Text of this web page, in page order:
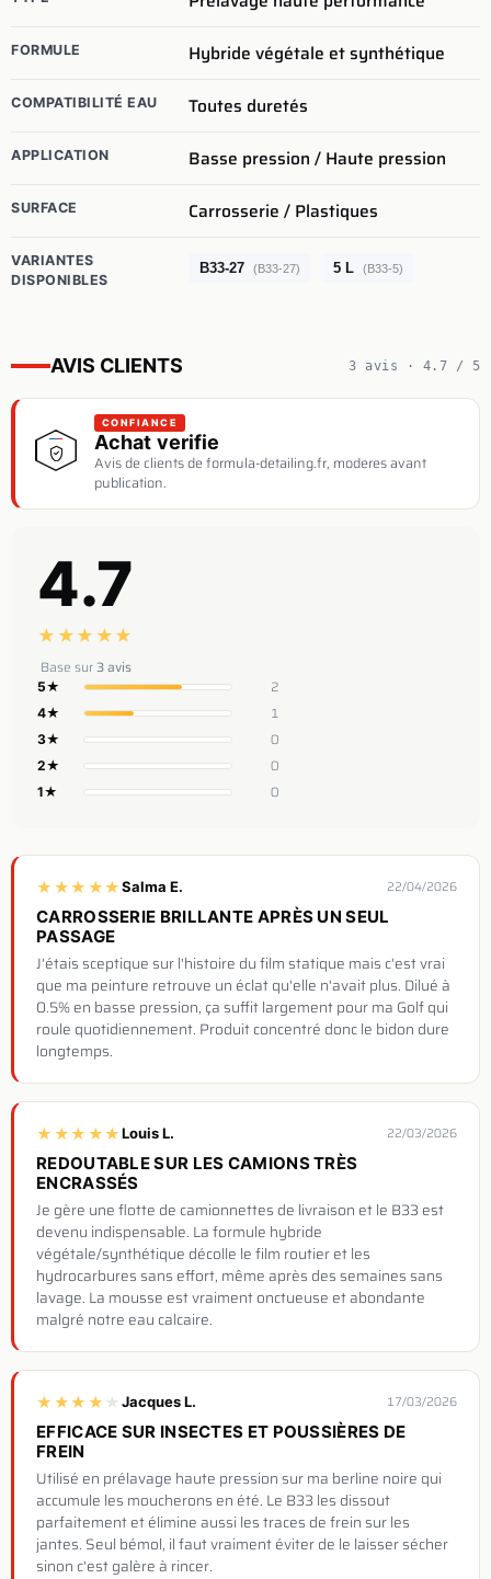
FORMULE Hybride végétale et synthétique
COMPATIBILITÉ EAU Toutes duretés
APPLICATION Basse pression / Haute pression
SURFACE Carrosserie / Plastiques
VARIANTES
DISPONIBLES
B33-27 (B33-27) 5 L (B33-5)
AVIS CLIENTS 3 avis · 4.7 / 5
CONFIANCE
Achat verifie
Avis de clients de formula-detailing.fr, moderes avant
publication.
4.7
★ ★★ ★★
Base sur3 avis
5★ 2
4★ 1
3★ 0
2★ 0
1★ 0
★★★★★Salma E. 22/04/2026
CARROSSERIE BRILLANTE APRÈS UN SEUL
PASSAGE
J'étais sceptique sur l'histoire du film statique mais c'est vrai
que ma peinture retrouve un éclat qu'elle n'avait plus. Dilué à
0.5% en basse pression, ça suffit largement pour ma Golf qui
roule quotidiennement. Produit concentré donc le bidon dure
longtemps.
★★★★★Louis L. 22/03/2026
REDOUTABLE SUR LES CAMIONS TRÈS
ENCRASSÉS
Je gère une flotte de camionnettes de livraison et le B33 est
devenu indispensable. La formule hybride
végétale/synthétique décolle le film routier et les
hydrocarbures sans effort, même après des semaines sans
lavage. La mousse est vraiment onctueuse et abondante
malgré notre eau calcaire.
★★★★★ Jacques L. 17/03/2026
EFFICACE SUR INSECTES ET POUSSIÈRES DE
FREIN
Utilisé en prélavage haute pression sur ma berline noire qui
accumule les moucherons en été. Le B33 les dissout
parfaitement et élimine aussi les traces de frein sur les
jantes. Seul bémol, il faut vraiment éviter de le laisser sécher
sinon c'est galère à rincer.